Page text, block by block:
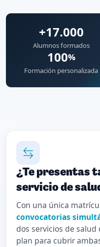
+17.000
Alumnos formados
100%
Formación personalizada
¿Te presentas
servicio de
Con una única
convocatorias
dos servicios de
plan para cubrir